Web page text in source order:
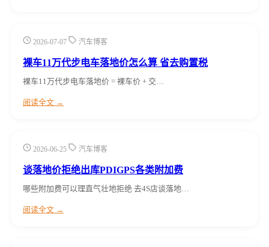
2026-07-07 汽车博客
裸车11万代步电车落地价怎么算 省去购置税
裸车11万代步电车落地价 = 裸车价 + 交…
阅读全文 →
2026-06-25 汽车博客
谈落地价拒绝出库PDIGPS各类附加费
哪些附加费可以理直气壮地拒绝 去4S店谈落地…
阅读全文 →